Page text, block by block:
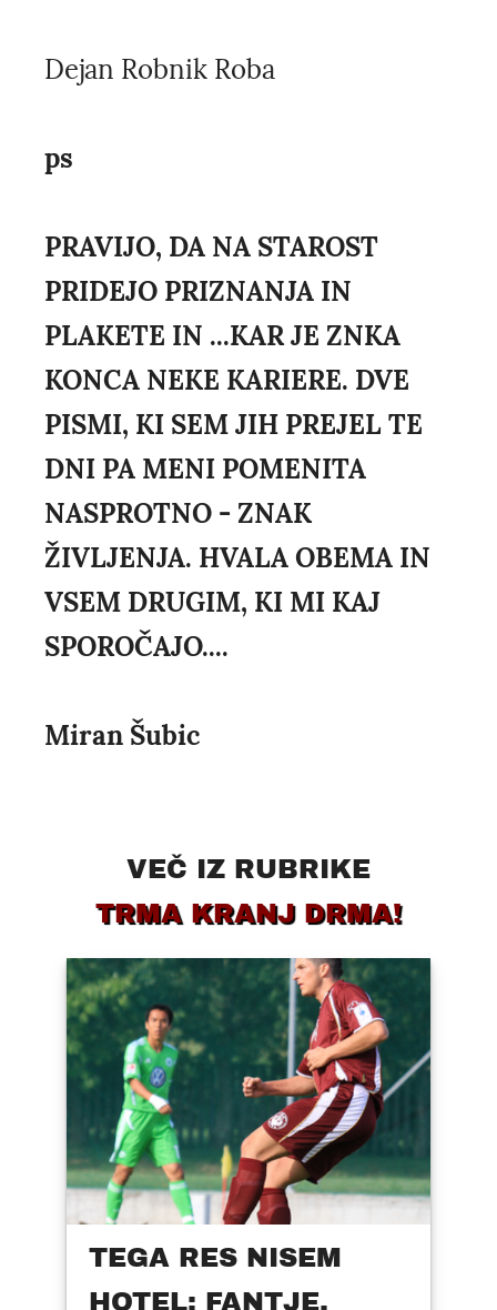
Dejan Robnik Roba
ps
PRAVIJO, DA NA STAROST
PRIDEJO PRIZNANJA IN
PLAKETE IN ...KAR JE ZNKA
KONCA NEKE KARIERE. DVE
PISMI, KI SEM JIH PREJEL TE
DNI PA MENI POMENITA
NASPROTNO - ZNAK
ŽIVLJENJA. HVALA OBEMA IN
VSEM DRUGIM, KI MI KAJ
SPOROČAJO....
Miran Šubic
VEČ IZ RUBRIKE
TRMA KRANJ DRMA!
TEGA RES NISEM
HOTEL: FANTJE,